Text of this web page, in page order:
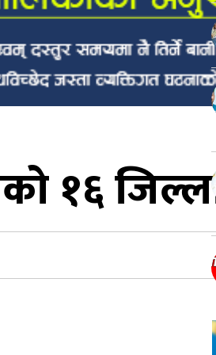
१६